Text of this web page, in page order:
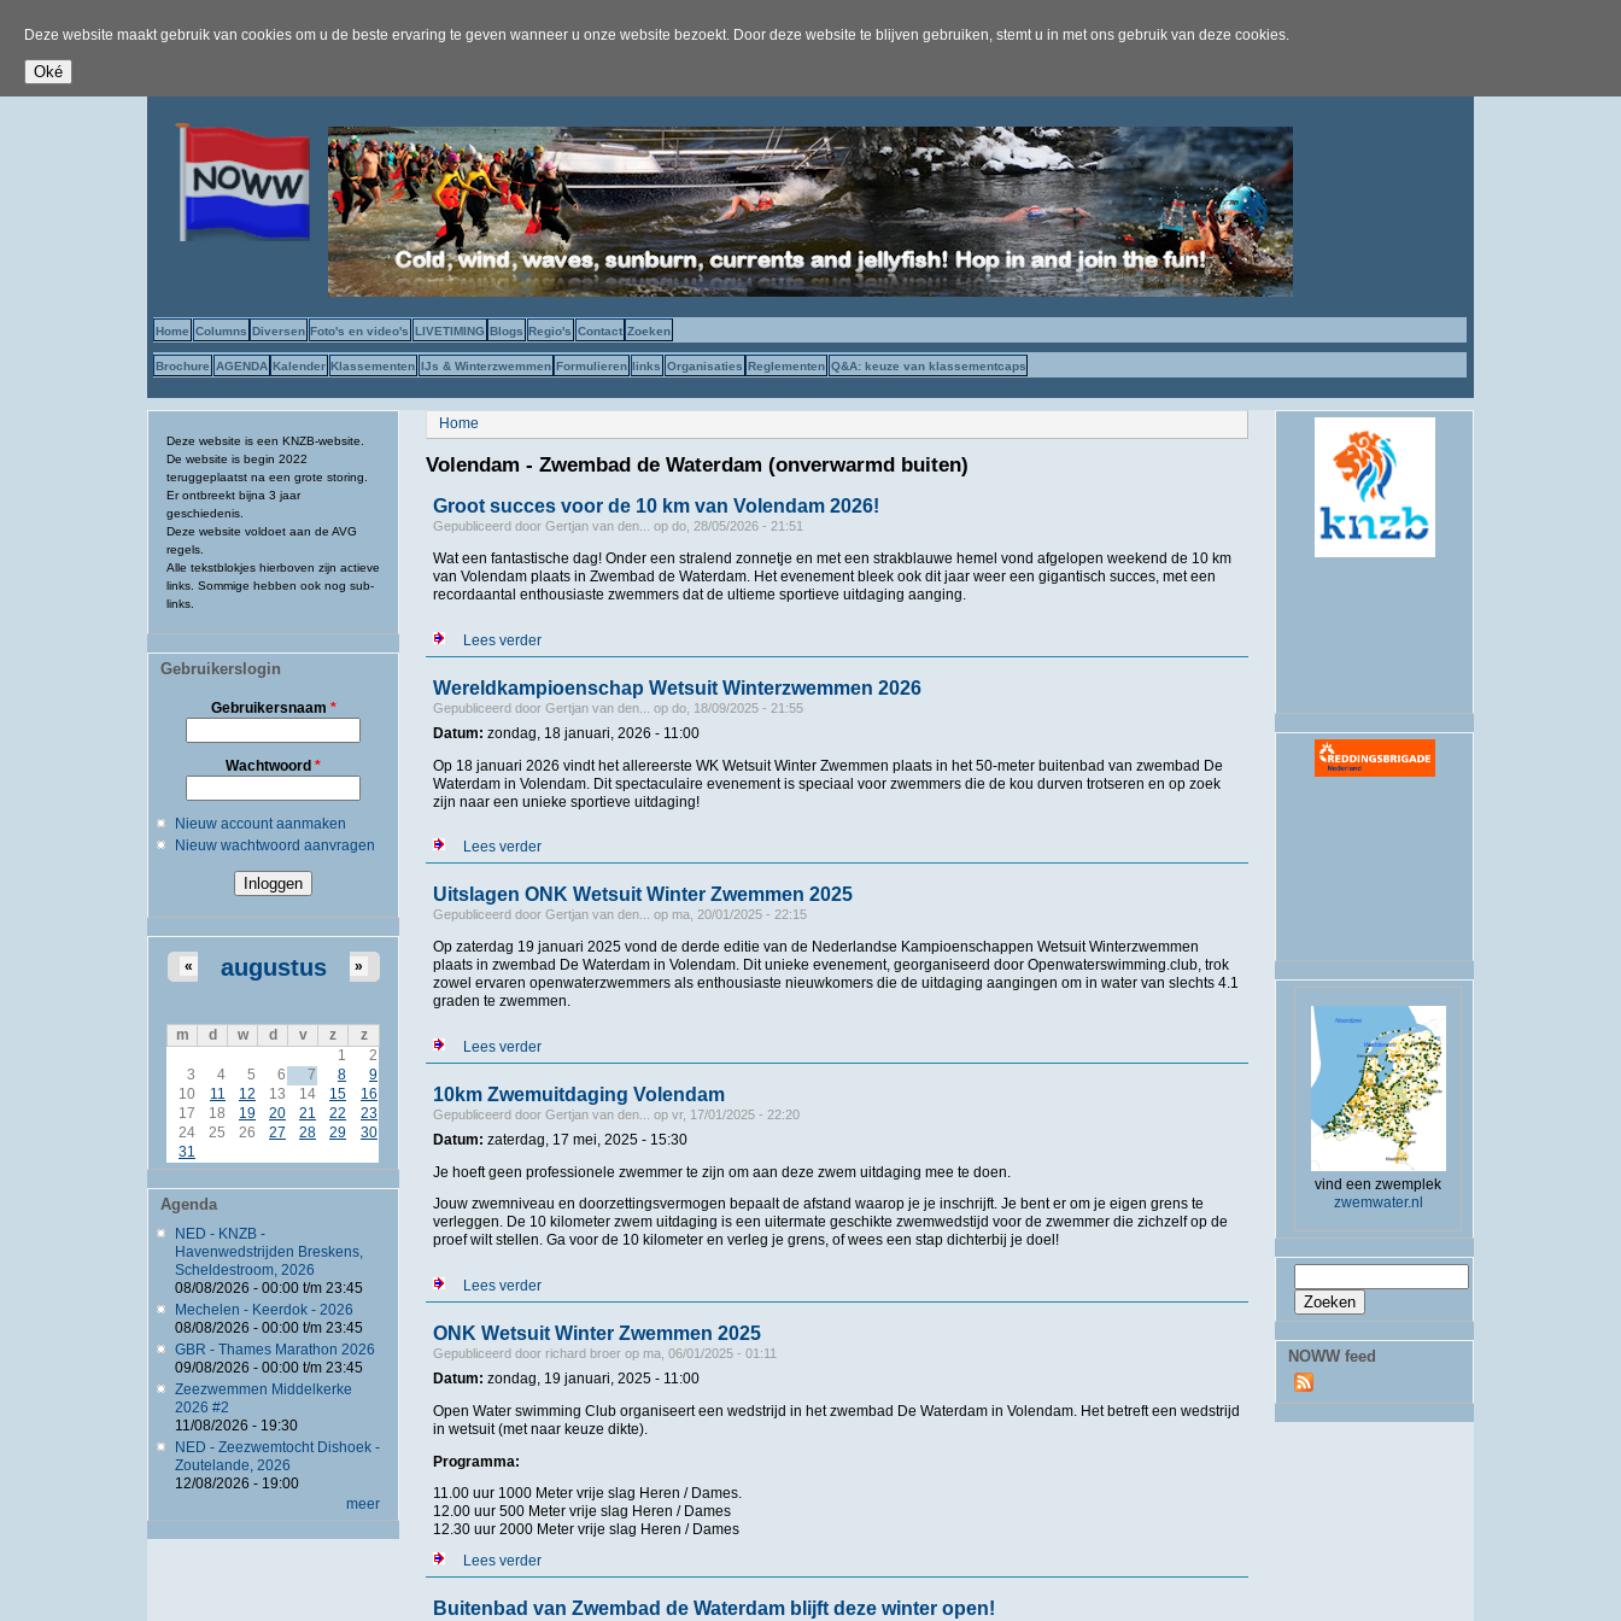
Deze website maakt gebruik van cookies om u de beste ervaring te geven wanneer u onze website bezoekt. Door deze website te blijven gebruiken, stemt u in met ons gebruik van deze cookies.
Home Columns Diversen Foto's en video's LIVETIMING Blogs Regio's Contact Zoeken
Brochure AGENDA Kalender Klassementen IJs & Winterzwemmen Formulieren links Organisaties Reglementen Q&A: keuze van klassementcaps
Deze website is een KNZB-website.
De website is begin 2022
teruggeplaatst na een grote storing.
Er ontbreekt bijna 3 jaar
geschiedenis.
Deze website voldoet aan de AVG
regels.
Alle tekstblokjes hierboven zijn actieve
links. Sommige hebben ook nog sub-
links.
Gebruikerslogin
Gebruikersnaam *
Wachtwoord *
Nieuw account aanmaken
Nieuw wachtwoord aanvragen
augustus
« »
m d w d v z
z
1
2
3
4 5 6 7 8
9
10
11 12 13 14 15
16
17
18 19 20 21 22
23
24
25 26 27 28 29
30
31
Agenda
NED - KNZB -
Havenwedstrijden Breskens,
Scheldestroom, 2026
08/08/2026 - 00:00t/m 23:45
Mechelen - Keerdok - 2026
08/08/2026 - 00:00t/m 23:45
GBR - Thames Marathon 2026
09/08/2026 - 00:00t/m 23:45
Zeezwemmen Middelkerke
2026 #2
11/08/2026 - 19:30
NED - Zeezwemtocht Dishoek -
Zoutelande, 2026
12/08/2026 - 19:00
meer
U bent hier
Home
Volendam - Zwembad de Waterdam (onverwarmd buiten)
Groot succes voor de 10 km van Volendam 2026!
Gepubliceerd door Gertjan van den... op do, 28/05/2026 - 21:51
Wat een fantastische dag! Onder een stralend zonnetje en met een strakblauwe hemel vond afgelopen weekend de 10 km
van Volendam plaats in Zwembad de Waterdam. Het evenement bleek ook dit jaar weer een gigantisch succes, met een
recordaantal enthousiaste zwemmers dat de ultieme sportieve uitdaging aanging.
Lees verderover Groot succes voor de 10 km van Volendam 2026!
Wereldkampioenschap Wetsuit Winterzwemmen 2026
Gepubliceerd door Gertjan van den... op do, 18/09/2025 - 21:55
Datum: zondag, 18 januari, 2026 - 11:00
Op 18 januari 2026 vindt het allereerste WK Wetsuit Winter Zwemmen plaats in het 50-meter buitenbad van zwembad De
Waterdam in Volendam. Dit spectaculaire evenement is speciaal voor zwemmers die de kou durven trotseren en op zoek
zijn naar een unieke sportieve uitdaging!
Lees verderover Wereldkampioenschap Wetsuit Winterzwemmen 2026
Uitslagen ONK Wetsuit Winter Zwemmen 2025
Gepubliceerd door Gertjan van den... op ma, 20/01/2025 - 22:15
Op zaterdag 19 januari 2025 vond de derde editie van de Nederlandse Kampioenschappen Wetsuit Winterzwemmen
plaats in zwembad De Waterdam in Volendam. Dit unieke evenement, georganiseerd door Openwaterswimming.club, trok
zowel ervaren openwaterzwemmers als enthousiaste nieuwkomers die de uitdaging aangingen om in water van slechts 4.1
graden te zwemmen.
Lees verderover Uitslagen ONK Wetsuit Winter Zwemmen 2025
10km Zwemuitdaging Volendam
Gepubliceerd door Gertjan van den... op vr, 17/01/2025 - 22:20
Datum: zaterdag, 17 mei, 2025 - 15:30
Je hoeft geen professionele zwemmer te zijn om aan deze zwem uitdaging mee te doen.
Jouw zwemniveau en doorzettingsvermogen bepaalt de afstand waarop je je inschrijft. Je bent er om je eigen grens te
verleggen. De 10 kilometer zwem uitdaging is een uitermate geschikte zwemwedstijd voor de zwemmer die zichzelf op de
proef wilt stellen. Ga voor de 10 kilometer en verleg je grens, of wees een stap dichterbij je doel!
Lees verderover 10km Zwemuitdaging Volendam
ONK Wetsuit Winter Zwemmen 2025
Gepubliceerd door richard broerop ma, 06/01/2025 - 01:11
Datum: zondag, 19 januari, 2025 - 11:00
Open Water swimming Club organiseert een wedstrijd in het zwembad De Waterdam in Volendam. Het betreft een wedstrijd
in wetsuit (met naar keuze dikte).
Programma:
11.00 uur 1000 Meter vrije slag Heren / Dames.
12.00 uur 500 Meter vrije slag Heren / Dames
12.30 uur 2000 Meter vrije slag Heren / Dames
Lees verderover ONK Wetsuit Winter Zwemmen 2025
Buitenbad van Zwembad de Waterdam blijft deze winter open!
vind een zwemplek
zwemwater.nl
Zoekveld
NOWW feed